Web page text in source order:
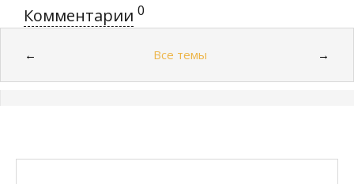
Комментарии 0
← Все темы →